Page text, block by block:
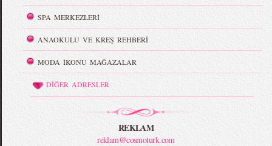
SPA MERKEZLERİ
ANAOKULU VE KREŞ REHBERİ
MODA İKONU MAĞAZALAR
DİĞER ADRESLER
REKLAM
reklam@cosmoturk.com